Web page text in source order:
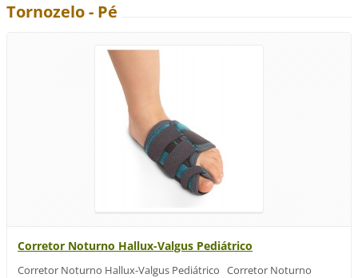
Tornozelo - Pé
Corretor Noturno Hallux-Valgus Pediátrico
Corretor Noturno Hallux-Valgus Pediátrico Corretor Noturno